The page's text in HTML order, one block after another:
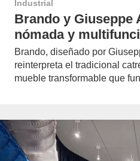
Industrial
Brando y Giuseppe
nómada y
Brando, diseñado por
reinterpreta el tradicional
mueble transformable que